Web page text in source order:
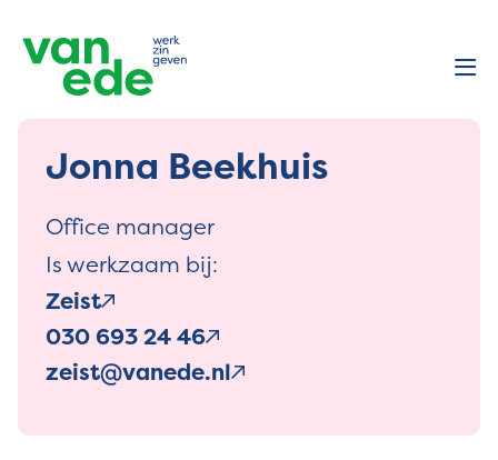
Jonna Beekhuis
Office manager
Is werkzaam bij:
Zeist
030 693 24 46
zeist@vanede.nl